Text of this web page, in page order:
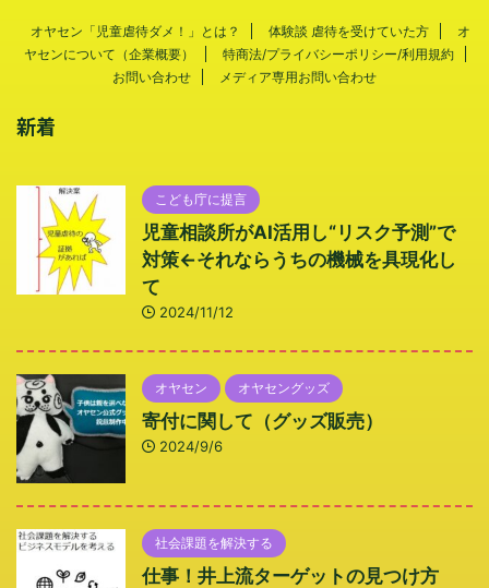
オヤセン「児童虐待ダメ！」とは？ 体験談 虐待を受けていた方
オ
ヤセンについて（企業概要）
特商法/プライバシーポリシー/利用規約
お問い合わせ
メディア専用お問い合わせ
新着
こども庁に提言
児童相談所がAI活用し“リスク予測”で
対策←それならうちの機械を具現化し
て
2024/11/12
オヤセン オヤセングッズ
寄付に関して（グッズ販売）
2024/9/6
社会課題を解決する
仕事！井上流ターゲットの見つけ方